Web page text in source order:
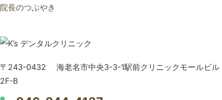
院長のつぶやき
〒243-0432 海老名市中央3-3-1駅前クリニックモールビル
2F-B